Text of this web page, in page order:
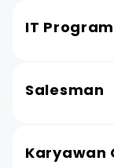
IT
Salesman
Karyawan